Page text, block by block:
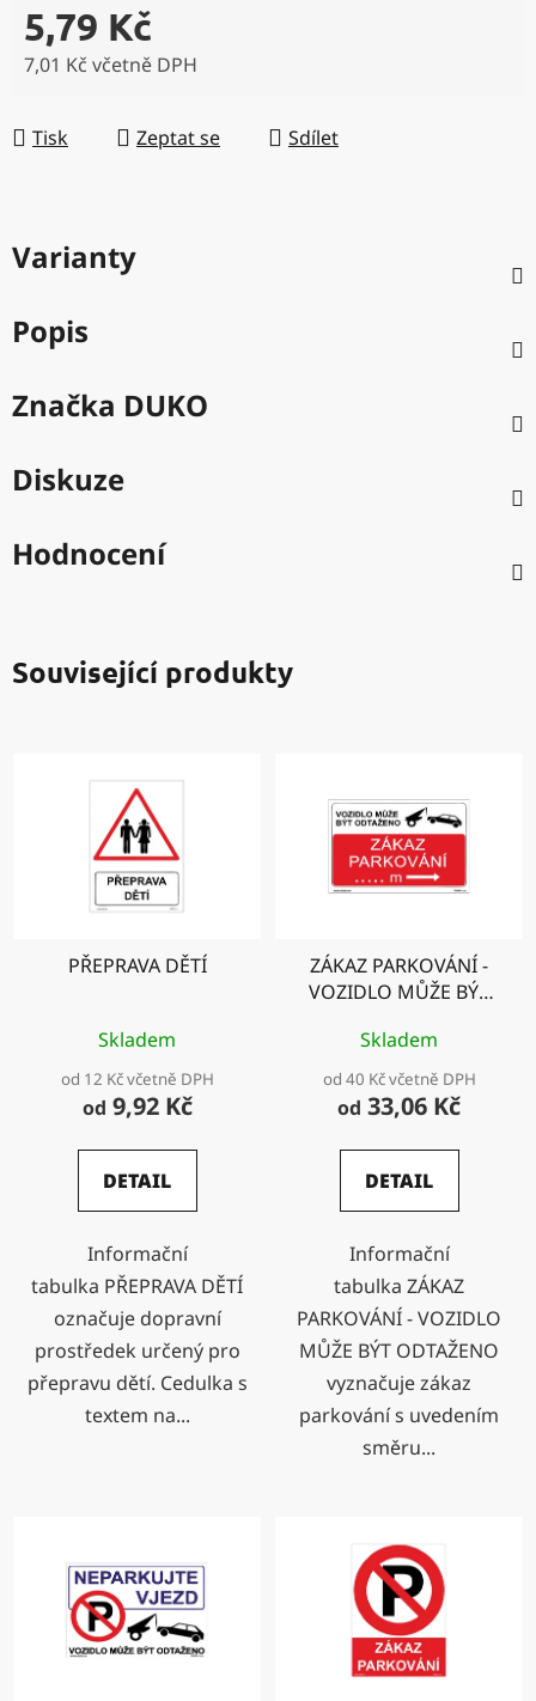
5,79 Kč
7,01 Kč včetně DPH
Tisk
Zeptat se Sdílet
Varianty
Popis
Značka DUKO
Diskuze
Hodnocení
Související produkty
PŘEPRAVA DĚTÍ
Skladem
od 12 Kč včetně DPH
od 9,92 Kč
DETAIL
Informační
tabulka PŘEPRAVA DĚTÍ
označuje dopravní
prostředek určený pro
přepravu dětí. Cedulka s
textem na...
ZÁKAZ PARKOVÁNÍ -
VOZIDLO MŮŽE BÝT
doprava
Skladem
od 40 Kč včetně DPH
od 33,06 Kč
DETAIL
Informační
tabulka ZÁKAZ
PARKOVÁNÍ - VOZIDLO
MŮŽE BÝT ODTAŽENO
vyznačuje zákaz
parkování s uvedením
směru...